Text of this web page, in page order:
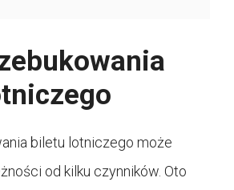
biletu lotniczego może
od kilku czynników. Oto